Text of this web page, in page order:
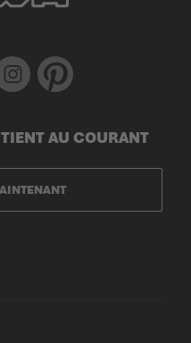
Pinterest
AU COURANT